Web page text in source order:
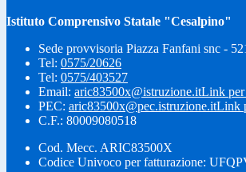
Istituto Comprensivo Statale "Cesalpino"
Sede provvisoria Piazza Fanfani snc -
Tel: 0575/20626
Tel: 0575/403527
Email: aric83500x@istruzione.itLink per
PEC: aric83500x@pec.istruzione.itLink
C.F.: 80009080518
Cod. Mecc. ARIC83500X
Codice Univoco per fatturazione: